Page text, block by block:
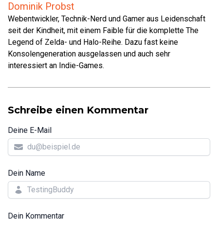
Dominik Probst
Webentwickler, Technik-Nerd und Gamer aus Leidenschaft
seit der Kindheit, mit einem Faible für die komplette The
Legend of Zelda- und Halo-Reihe. Dazu fast keine
Konsolengeneration ausgelassen und auch sehr
interessiert an Indie-Games.
Schreibe einen Kommentar
Deine E-Mail
Dein Name
Dein Kommentar